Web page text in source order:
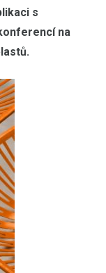
s
na